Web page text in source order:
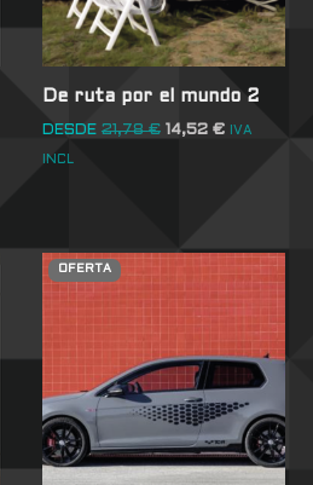
De ruta por el mundo 2
DESDE 21,78€ 14,52 € IVA
INCL
OFERTA